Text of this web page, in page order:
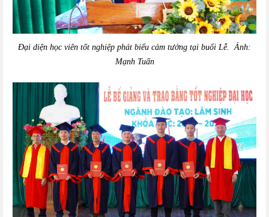
Đại diện học viên tốt nghiệp phát biểu cảm tưởng tại buổi Lễ. Ảnh:
Mạnh Tuấn